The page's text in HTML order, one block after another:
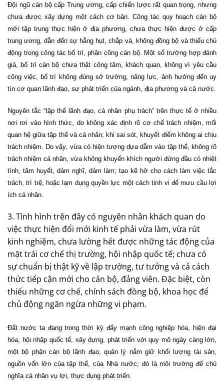
Đội ngũ cán bộ cấp Trung ương, cấp chiến lược rất quan trọng, nhưng
chưa được xây dựng một cách cơ bản. Công tác quy hoạch cán bộ
mới tập trung thực hiện ở địa phương, chưa thực hiện được ở cấp
trung ương, dẫn đến sự hẫng hụt, chắp vá, không đồng bộ và thiếu chủ
động trong công tác bố trí, phân công cán bộ. Một số trường hợp đánh
giá, bố trí cán bộ chưa thật công tâm, khách quan, không vì yêu cầu
công việc, bố trí không đúng sở trường, năng lực, ảnh hưởng đến uy
tín cơ quan lãnh đạo, sự phát triển của ngành, địa phương và cả nước.
Nguyên tắc “tập thể lãnh đạo, cá nhân phụ trách” trên thực tế ở nhiều
nơi rơi vào hình thức, do không xác định rõ cơ chế trách nhiệm, mối
quan hệ giữa tập thể và cá nhân; khi sai sót, khuyết điểm không ai chịu
trách nhiệm. Do vậy, vừa có hiện tượng dựa dẫm vào tập thể, không rõ
trách nhiệm cá nhân, vừa không khuyến khích người đứng đầu có nhiệt
tình, tâm huyết, dám nghĩ, dám làm; tạo kẽ hở cho cách làm việc tắc
trách, trì trệ, hoặc lạm dụng quyền lực một cách tinh vi để mưu cầu lợi
ích cá nhân.
3. Tình hình trên đây có nguyên nhân khách quan do
việc thực hiện đổi mới kinh tế phải vừa làm, vừa rút
kinh nghiệm, chưa lường hết được những tác động của
mặt trái cơ chế thị trường, hội nhập quốc tế; chưa có
sự chuẩn bị thật kỹ về lập trường, tư tưởng và cả cách
thức tiếp cận mới cho cán bộ, đảng viên. Đặc biệt, còn
thiếu những cơ chế, chính sách đồng bộ, khoa học để
chủ động ngăn ngừa những vi phạm.
Đất nước ta đang trong thời kỳ đẩy mạnh công nghiệp hóa, hiện đại
hóa, hội nhập quốc tế, xây dựng, phát triển với quy mô ngày càng lớn,
một bộ phận cán bộ lãnh đạo, quản lý nắm giữ khối lượng tài sản,
nguồn vốn lớn của tập thể, của Nhà nước; đó là môi trường để chủ
nghĩa cá nhân vụ lợi, thực dụng phát triển.